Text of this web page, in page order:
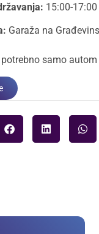
15:00-17:00
Garaža na
samo